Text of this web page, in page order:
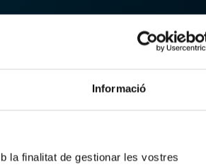
Informació
la finalitat de gestionar les vostres